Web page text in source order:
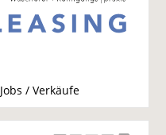
Jobs / Verkäufe
u
c